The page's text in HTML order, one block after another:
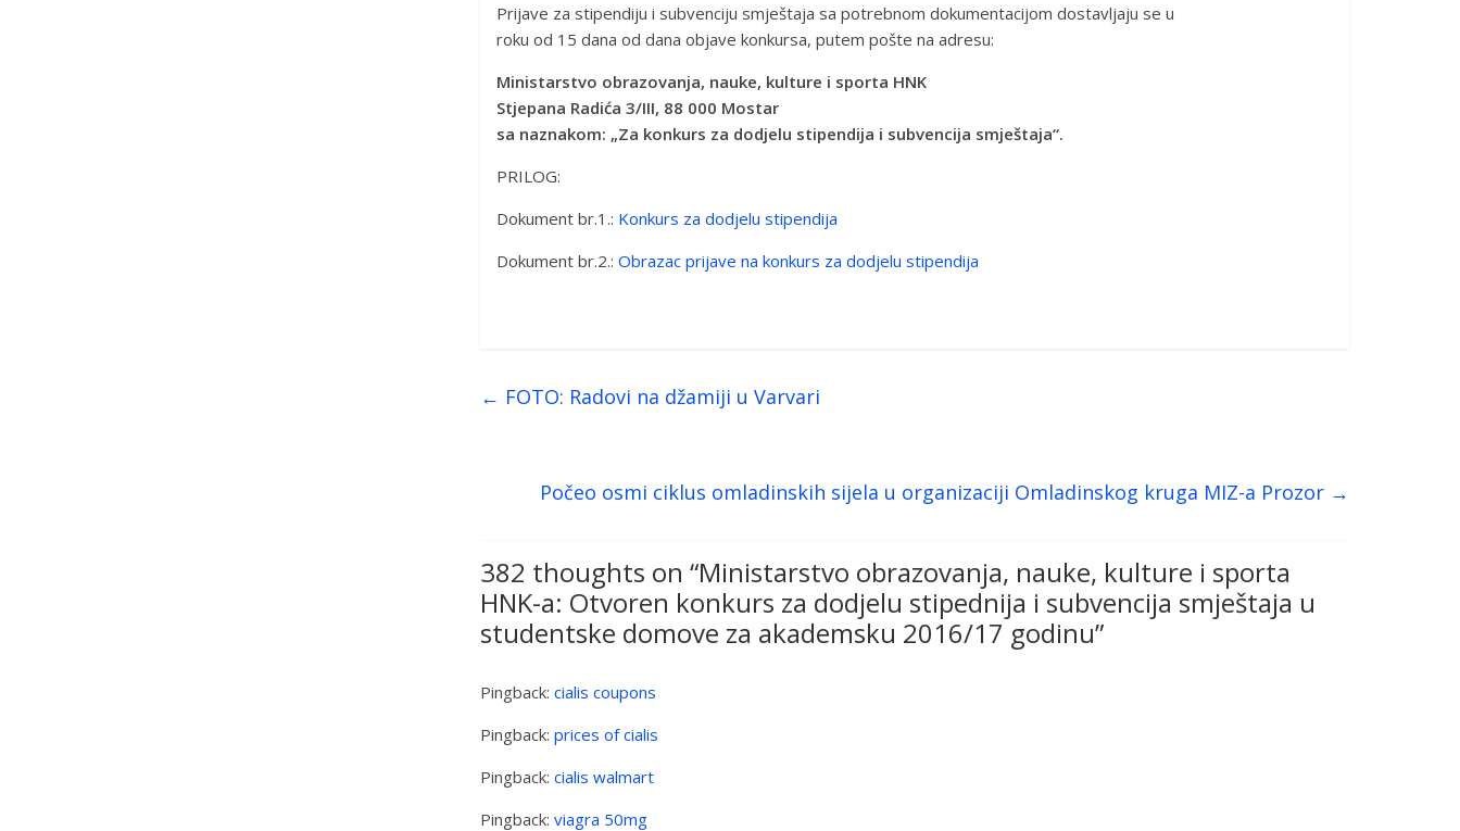
Prijave za stipendiju i subvenciju smještaja sa potrebnom dokumentacijom dostavljaju se u
roku od 15 dana od dana objave konkursa, putem pošte na adresu:
Ministarstvo obrazovanja, nauke, kulture i sporta HNK
Stjepana Radića 3/III, 88 000 Mostar
sa naznakom: „Za konkurs za dodjelu stipendija i subvencija smještaja“.
PRILOG:
Dokument br.1.: Konkurs za dodjelu stipendija
Dokument br.2.: Obrazac prijave na konkurs za dodjelu stipendija
← FOTO: Radovi na džamiji u Varvari
Počeo osmi ciklus omladinskih sijela u organizaciji Omladinskog kruga MIZ-a Prozor →
382 thoughts on “Ministarstvo obrazovanja, nauke, kulture i sporta
HNK-a: Otvoren konkurs za dodjelu stipednija i subvencija smještaja u
studentske domove za akademsku 2016/17 godinu”
Pingback: cialis coupons
Pingback: prices of cialis
Pingback: cialis walmart
Pingback: viagra 50mg